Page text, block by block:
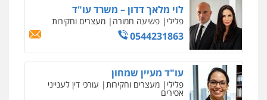
0507206063
פלילי פשיעה חמורה מעצרים וחקירות
קטינים
0538788878
לוי מלאך דדון – משרד עו"ד
פלילי פשיעה חמורה מעצרים וחקירות
0544231863
עו"ד מעיין שמחון
פלילי מעצרים וחקירות עורכי דין לענייני
אסירים